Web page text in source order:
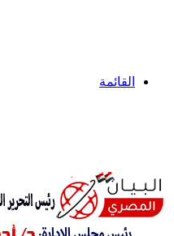
القائمة